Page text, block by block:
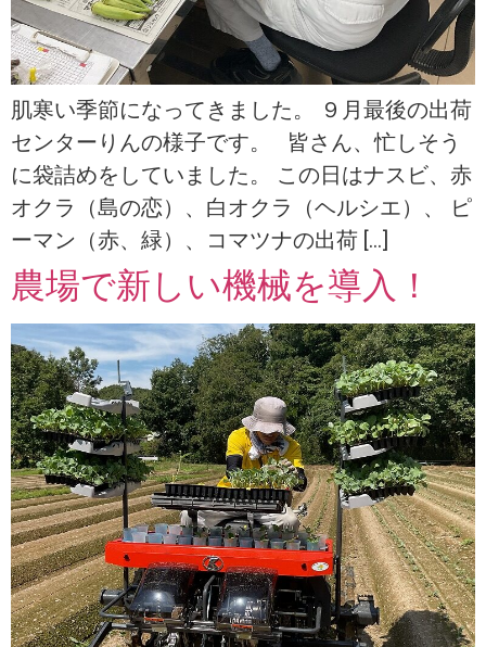
肌寒い季節になってきました。 ９月最後の出荷
センターりんの様子です。 皆さん、忙しそう
に袋詰めをしていました。 この日はナスビ、赤
オクラ（島の恋）、白オクラ（ヘルシエ）、 ピ
ーマン（赤、緑）、コマツナの出荷 […]
農場で新しい機械を導入！